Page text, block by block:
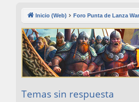
rá
pi
do
Inicio (Web) Foro Punta de Lanza
Temas sin respuesta